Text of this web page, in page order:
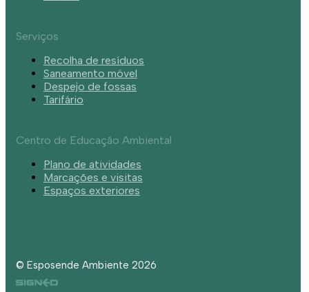
Serviços
Recolha de resíduos
Saneamento móvel
Despejo de fossas
Tarifário
Centro de Educação Ambiental
Plano de atividades
Marcações e visitas
Espaços exteriores
© Esposende Ambiente 2026